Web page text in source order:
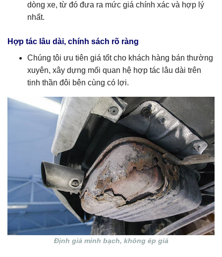
dòng xe, từ đó đưa ra mức giá chính xác và hợp lý
nhất.
Hợp tác lâu dài, chính sách rõ ràng
Chúng tôi ưu tiên giá tốt cho khách hàng bán thường
xuyên, xây dựng mối quan hệ hợp tác lâu dài trên
tinh thần đôi bên cùng có lợi.
Định giá minh bạch, không ép giá